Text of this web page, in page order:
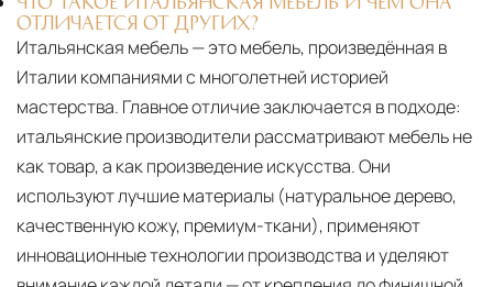
североамериканского сегмента
Другие страны Европы— расширенная
сеть партнёрских складов
Условия доставки по Москве и Московской
области
Для клиентов Москвы и МО предусмотрены
следующие услуги:
Доставка до адреса— транспортировка
ОТЛИЧАЕТСЯ ОТ ДРУГИХ?
Итальянская мебель — это мебель, произведённая в
Италии компаниями с многолетней историей
мастерства. Главное отличие заключается в подходе:
итальянские производители рассматривают мебель не
как товар, а как произведение искусства. Они
используют лучшие материалы (натуральное дерево,
качественную кожу, премиум-ткани), применяют
инновационные технологии производства и уделяют